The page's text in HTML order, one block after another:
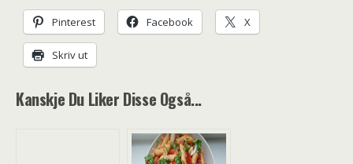
Pinterest Facebook X
Skriv ut
Kanskje Du Liker Disse Også...